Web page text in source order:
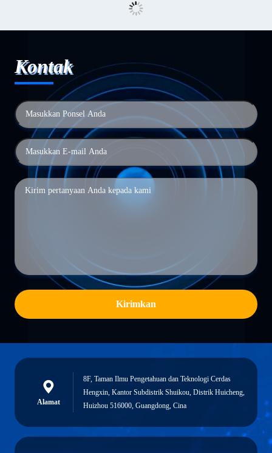
Kontak
Kirimkan
Alamat
8F, Taman Ilmu Pengetahuan dan Teknologi Cerdas
Hengxin, Kantor Subdistrik Shuikou, Distrik Huicheng,
Huizhou 516000, Guangdong, Cina